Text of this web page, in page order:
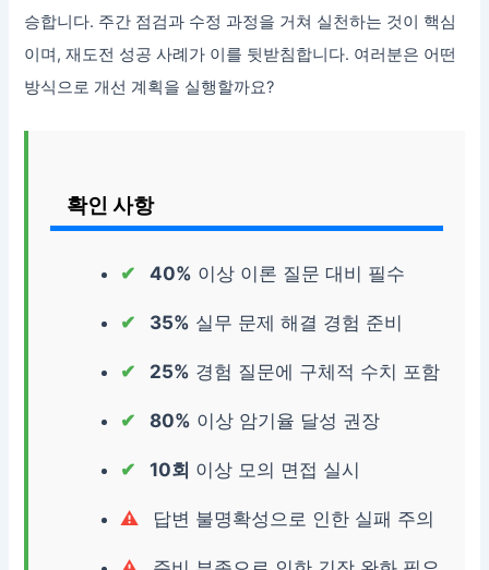
승합니다. 주간 점검과 수정 과정을 거쳐 실천하는 것이 핵심
이며, 재도전 성공 사례가 이를 뒷받침합니다. 여러분은 어떤
방식으로 개선 계획을 실행할까요?
확인 사항
40% 이상 이론 질문 대비 필수
35% 실무 문제 해결 경험 준비
25% 경험 질문에 구체적 수치 포함
80% 이상 암기율 달성 권장
10회 이상 모의 면접 실시
답변 불명확성으로 인한 실패 주의